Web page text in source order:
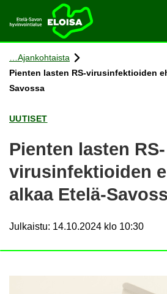
Etusi­vu
Siir­ry si­säl­töön
Ajan­koh­tais­ta
Pien­ten las­ten RS-​virusinfektioiden
Savossa
UU­TI­SET
Pien­ten las­ten RS-​
virusinfektioiden
alkaa Etelä-​
Julkaistu: 14.10.2024 klo 10:30